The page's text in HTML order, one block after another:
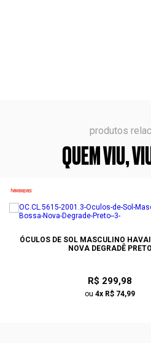
produtos
QUEM VIU,
ÓCULOS DE SOL MASCULINO
NOVA DEGRADÊ PRETO
R$ 299,98
ou 4x R$ 74,99